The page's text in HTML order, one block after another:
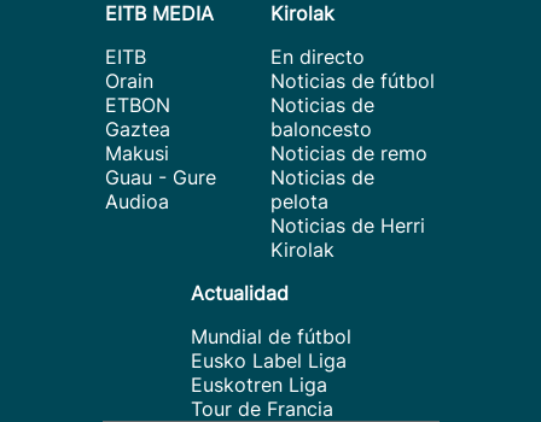
EITB MEDIA
EITB
Orain
ETBON
Gaztea
Makusi
Guau - Gure
Audioa
Kirolak
En directo
Noticias de fútbol
Noticias de
baloncesto
Noticias de remo
Noticias de
pelota
Noticias de Herri
Kirolak
Actualidad
Mundial de fútbol
Eusko Label Liga
Euskotren Liga
Tour de Francia